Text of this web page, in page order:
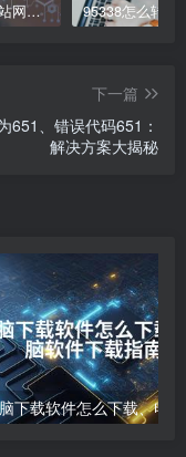
e站网络错误;e站网络错误怎么解决手机
下一篇
651、错误代码651：
解决方案大揭秘